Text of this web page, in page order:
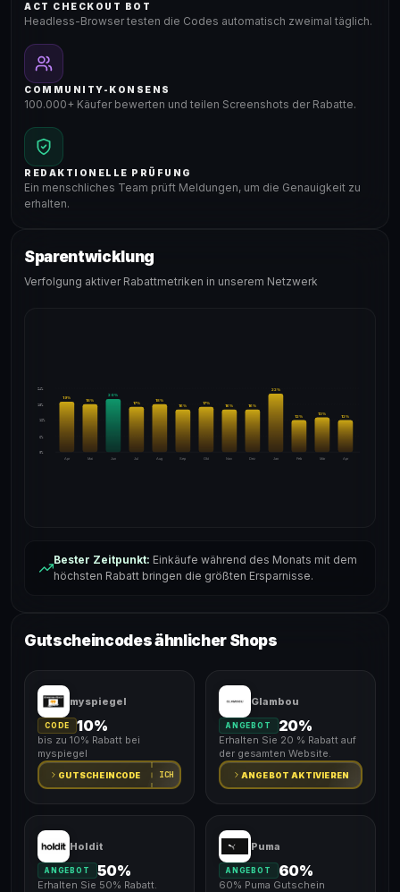
ACT CHECKOUT BOT
Headless-Browser testen die Codes automatisch zweimal täglich.
COMMUNITY-KONSENS
100.000+ Käufer bewerten und teilen Screenshots der Rabatte.
REDAKTIONELLE PRÜFUNG
Ein menschliches Team prüft Meldungen, um die Genauigkeit zu
erhalten.
Sparentwicklung
Verfolgung aktiver Rabattmetriken in unserem Netzwerk
24%
18%
12%
6%
0%
Apr
19%
Mai
18%
Jun
20%
Jul
17%
Aug
18%
Sep
16%
Okt
17%
Nov
16%
Dez
16%
Jan
22%
Feb
12%
Mär
13%
Apr
12%
Bester Zeitpunkt: Einkäufe während des Monats mit dem
höchsten Rabatt bringen die größten Ersparnisse.
Gutscheincodes ähnlicher Shops
myspiegel
CODE 10%
bis zu 10% Rabatt bei
myspiegel
GUTSCHEINCODE ICH
Glambou
ANGEBOT 20%
Erhalten Sie 20 % Rabatt auf
der gesamten Website.
ANGEBOT AKTIVIEREN
Holdit
ANGEBOT 50%
Erhalten Sie 50% Rabatt.
Puma
ANGEBOT 60%
60% Puma Gutschein